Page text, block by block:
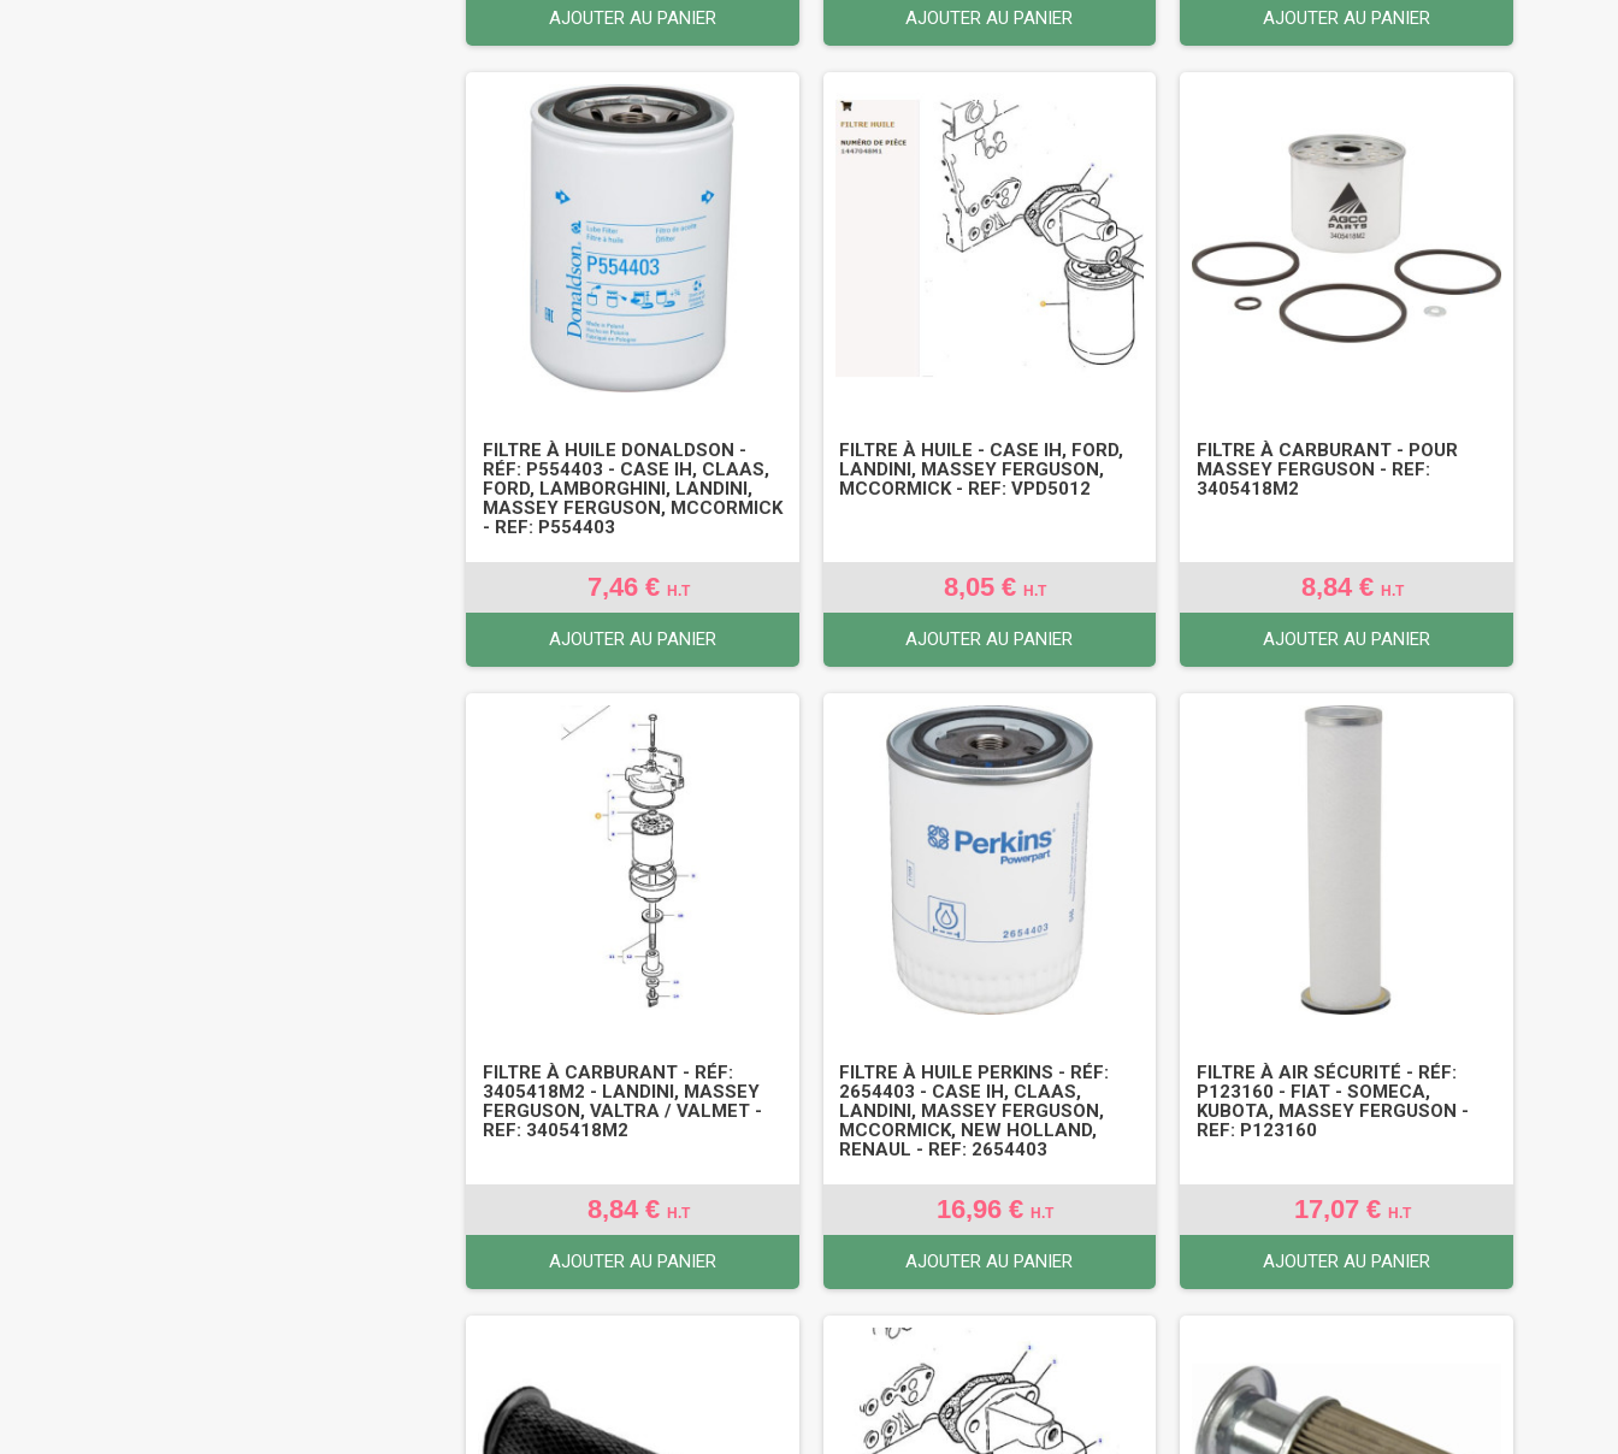
AJOUTER AU PANIER AJOUTER AU PANIER AJOUTER AU PANIER
FILTRE À HUILE DONALDSON -
RÉF: P554403 - CASE IH, CLAAS,
FORD, LAMBORGHINI, LANDINI,
MASSEY FERGUSON, MCCORMICK
- REF: P554403
7,46 € H.T
AJOUTER AU PANIER
FILTRE À HUILE - CASE IH, FORD,
LANDINI, MASSEY FERGUSON,
MCCORMICK - REF: VPD5012
8,05 €H.T
AJOUTER AU PANIER
FILTRE À CARBURANT - POUR
MASSEY FERGUSON - REF:
3405418M2
8,84 €H.T
AJOUTER AU PANIER
FILTRE À CARBURANT - RÉF:
3405418M2 - LANDINI, MASSEY
FERGUSON, VALTRA / VALMET -
REF: 3405418M2
8,84 € H.T
AJOUTER AU PANIER
FILTRE À HUILE PERKINS - RÉF:
2654403 - CASE IH, CLAAS,
LANDINI, MASSEY FERGUSON,
MCCORMICK, NEW HOLLAND,
RENAUL - REF: 2654403
16,96 €H.T
AJOUTER AU PANIER
FILTRE À AIR SÉCURITÉ - RÉF:
P123160 - FIAT - SOMECA,
KUBOTA, MASSEY FERGUSON -
REF: P123160
17,07 €H.T
AJOUTER AU PANIER